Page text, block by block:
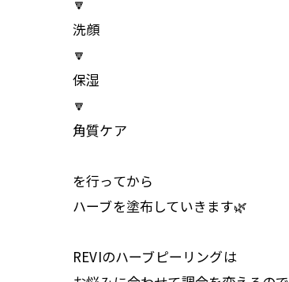
洗顔
🔽
保湿
🔽
角質ケア
を行ってから
ハーブを塗布していきます🌿
REVIのハーブピーリングは